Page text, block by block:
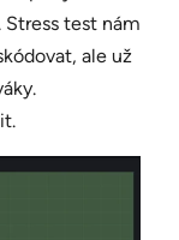
test nám
ale už